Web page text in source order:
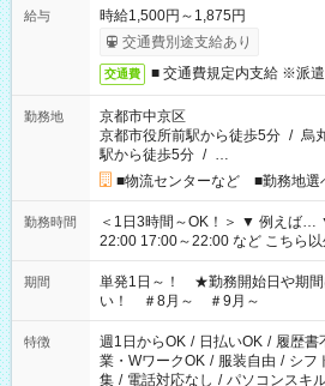
給与
時給1,500円～1,875円
交通費別途支給あり
交通費 ■ 交通費規定内支給 ※派
勤務地
京都市中京区
京都市役所前駅から徒歩5分 / 烏
駅から徒歩5分 / …
■物流センターなど ■勤務地選
勤務時間
＜1日3時間～OK！＞ ▼ 例えば… ▼ 15:00～18:00 15:00～
22:00 17:00～22:00 など こちら以外の時間もお気軽にご相談く
ださい！
期間
単発1日～！ ★勤務開始日や期間
い！ ＃8月～ ＃9月～
特徴 週1日からOK / 日払いOK / 履歴書
業・WワークOK / 服装自由 / シフ
集 / 電話対応なし / パソコンスキ